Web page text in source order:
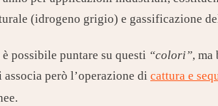
(idrogeno grigio) e gassificazione
possibile puntare su questi “colori”, ma
però l’operazione di cattura e